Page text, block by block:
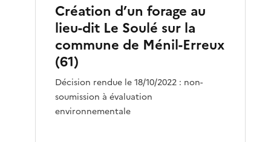
Création d’un forage au
lieu-dit Le Soulé sur la
commune de Ménil-Erreux
(61)
Décision rendue le 18/10/2022 : non-
soumission à évaluation
environnementale